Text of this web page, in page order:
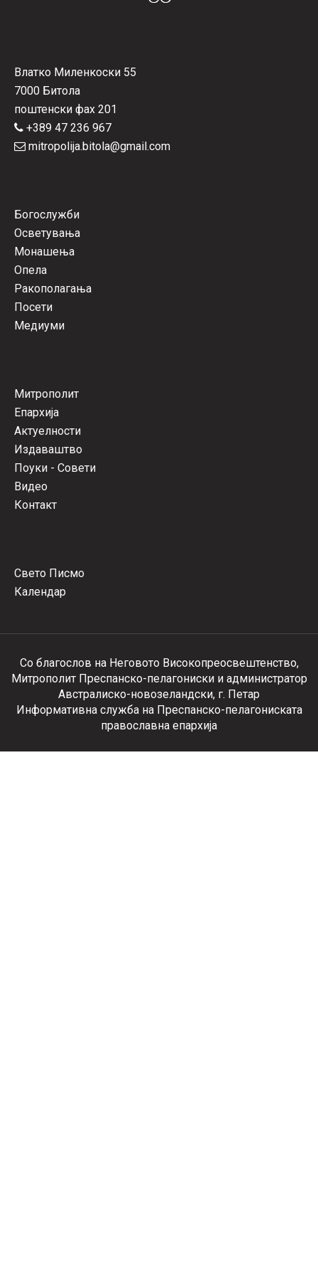
Влатко Миленкоски 55
7000 Битола
поштенски фах 201
+389 47 236 967
mitropolija.bitola@gmail.com
Богослужби
Осветувања
Монашења
Опела
Ракополагања
Посети
Медиуми
Митрополит
Епархија
Актуелности
Издаваштво
Поуки - Совети
Видео
Контакт
Свето Писмо
Календар
Со благослов на Неговото Високопреосвештенство,
Митрополит Преспанско-пелагониски и администратор
Австралиско-новозеландски, г. Петар
Информативна служба на Преспанско-пелагониската
православна епархија